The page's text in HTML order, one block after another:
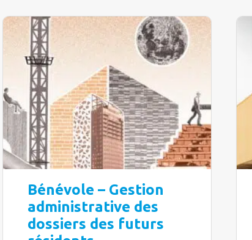
Bénévole – Gestion
administrative des
dossiers des futurs